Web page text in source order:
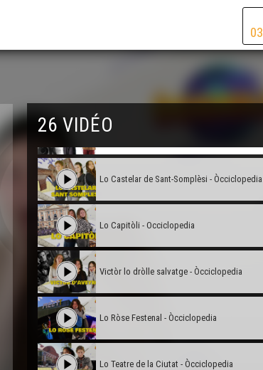
03
26 VIDÉOL'Aeropostala - Òcciclopedia
Lo Castelar de Sant-Somplèsi - Òcciclopedia
Lo Capitòli - Occiclopedia
Victòr lo dròlle salvatge - Òcciclopedia
Lo Ròse Festenal - Òcciclopedia
Lo Teatre de la Ciutat - Òcciclopedia